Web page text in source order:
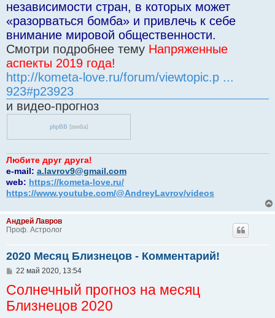
независимости стран, в которых может
«разорваться бомба» и привлечь к себе
внимание мировой общественности.
Смотри подробнее тему Напряженные
аспекты 2019 года!
http://kometa-love.ru/forum/viewtopic.p ...
923#p23923
и видео-прогноз
phpBB [media]
Любите друг друга!
e-mail: a.lavrov9@gmail.com
web: https://kometa-love.ru/
https://www.youtube.com/@AndreyLavrov/videos
Андрей Лавров
Проф. Астролог
2020 Месяц Близнецов - Комментарий!
С
о
б
щ
е
22 май 2020, 13:54
Солнечный прогноз на месяц
Близнецов 2020